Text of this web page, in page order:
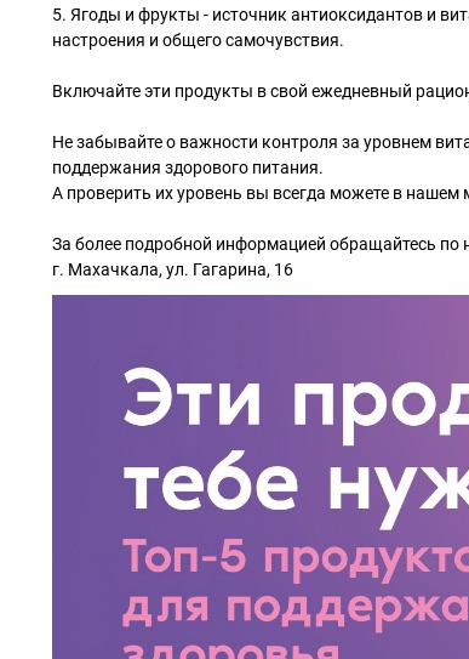
5. Ягоды и фрукты - источник антиоксидантов и
настроения и общего самочувствия.
Включайте эти продукты в свой ежедневный
Не забывайте о важности контроля за уровнем
поддержания здорового питания.
А проверить их уровень вы всегда можете в нашем
За более подробной информацией обращайтесь по
г. Махачкала, ул. Гагарина, 16